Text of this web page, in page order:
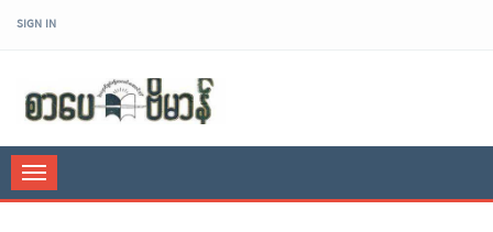
SIGN IN
Toggle
navigation